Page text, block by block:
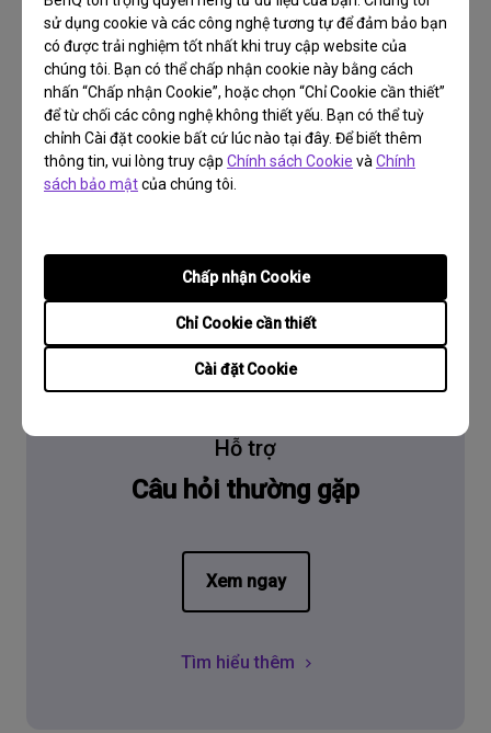
sử dụng cookie và các công nghệ tương tự để đảm bảo bạn
có được trải nghiệm tốt nhất khi truy cập website của
chúng tôi. Bạn có thể chấp nhận cookie này bằng cách
nhấn “Chấp nhận Cookie”, hoặc chọn “Chỉ Cookie cần thiết”
để từ chối các công nghệ không thiết yếu. Bạn có thể tuỳ
chỉnh Cài đặt cookie bất cứ lúc nào tại đây. Để biết thêm
thông tin, vui lòng truy cập Chính sách Cookie và Chính
sách bảo mậtcủa chúng tôi.
Cài đặt Cookie
Chỉ Cookie cần thiết
Chấp nhận Cookie
Hỗ trợ
Câu hỏi thường gặp
Xem ngay
Tìm hiểu thêm